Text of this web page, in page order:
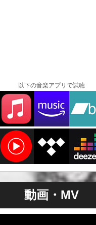
以下の音楽アプリで試聴
動画・MV